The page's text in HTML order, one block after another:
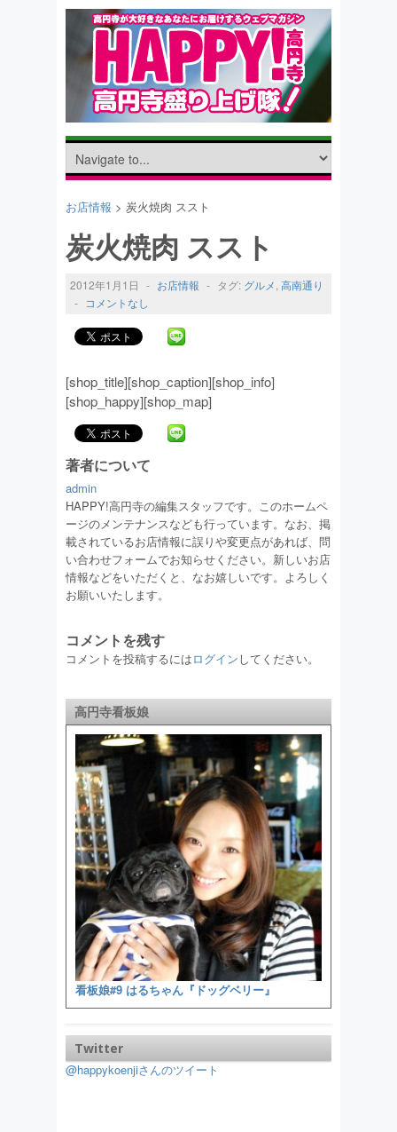
お店情報 > 炭火焼肉 ススト
炭火焼肉 ススト
2012年1月1日 - お店情報 - タグ: グルメ, 高南通り
- コメントなし
[shop_title][shop_caption][shop_info]
[shop_happy][shop_map]
著者について
admin
HAPPY!高円寺の編集スタッフです。このホームペ
ージのメンテナンスなども行っています。なお、掲
載されているお店情報に誤りや変更点があれば、問
い合わせフォームでお知らせください。新しいお店
情報などをいただくと、なお嬉しいです。よろしく
お願いいたします。
コメントを残す
コメントを投稿するにはログインしてください。
高円寺看板娘
看板娘#9 はるちゃん『ドッグベリー』
Twitter
@happykoenjiさんのツイート